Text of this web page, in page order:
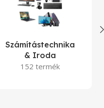
Számítástechnika
& Iroda
152 termék